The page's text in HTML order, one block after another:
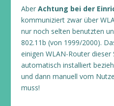
Aber Achtung bei der
kommuniziert zwar über
nur noch selten benutzten
802.11b (von 1999/2000).
einigen WLAN-Router dieser
automatisch installiert
und dann manuell vom
muss!